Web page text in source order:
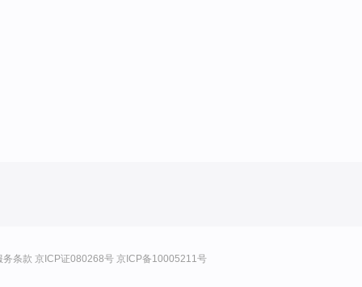
务条款 京ICP证080268号 京ICP备10005211号